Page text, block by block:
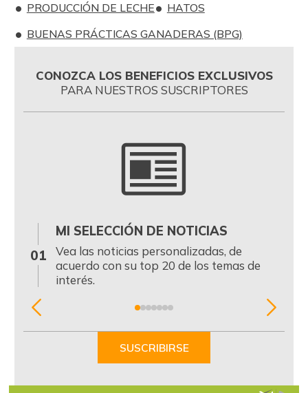
PRODUCCIÓN DE LECHE
HATOS
BUENAS PRÁCTICAS GANADERAS (BPG)
CONOZCA LOS BENEFICIOS EXCLUSIVOS
PARA NUESTROS SUSCRIPTORES
01
MI SELECCIÓN DE NOTICIAS
Vea las noticias personalizadas, de
acuerdo con su top 20 de los temas de
interés.
Item
SUSCRIBIRSE